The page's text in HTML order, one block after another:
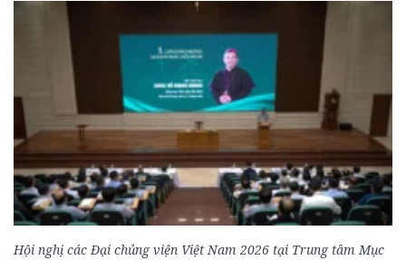
Hội nghị các Đại chủng viện Việt Nam 2026 tại Trung tâm Mục